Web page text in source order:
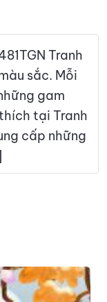
Tranh
sắc. Mỗi
gam
tại Tranh
cấp những